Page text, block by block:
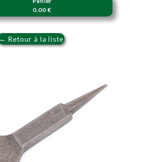
0.00 €
← Retour à la liste